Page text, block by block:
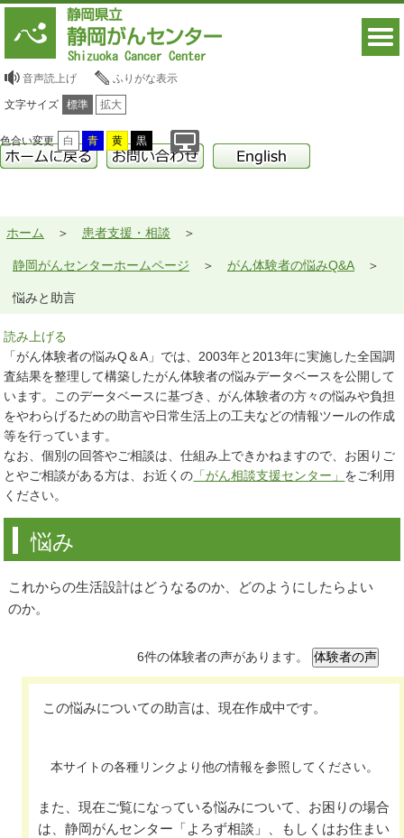
音声読上げ ふりがな表示
文字サイズ 標準 拡大
色合い変更 白 青 黄 黒
ホーム 患者支援・相談
静岡がんセンターホームページ がん体験者の悩みQ&A
悩みと助言
読み上げる
「がん体験者の悩みQ＆A」では、2003年と2013年に実施した全国調
査結果を整理して構築したがん体験者の悩みデータベースを公開して
います。このデータベースに基づき、がん体験者の方々の悩みや負担
をやわらげるための助言や日常生活上の工夫などの情報ツールの作成
等を行っています。
なお、個別の回答やご相談は、仕組み上できかねますので、お困りご
とやご相談がある方は、お近くの 「がん相談支援センター」 をご利用
ください。
悩み
これからの生活設計はどうなるのか、どのようにしたらよい
のか。
6件の体験者の声があります。
この悩みについての助言は、現在作成中です。
本サイトの各種リンクより他の情報を参照してください。
また、現在ご覧になっている悩みについて、お困りの場合
は、静岡がんセンター「よろず相談」、もしくはお住まい